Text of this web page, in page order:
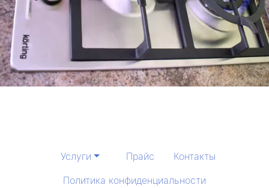
Услуги Прайс
Контакты
Политика конфиденциальности